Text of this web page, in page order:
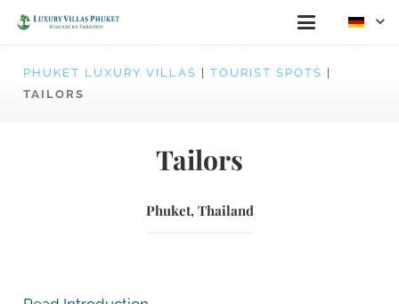
PHUKET LUXURY VILLAS TOURIST SPOTS
TAILORS
Tailors
Phuket, Thailand